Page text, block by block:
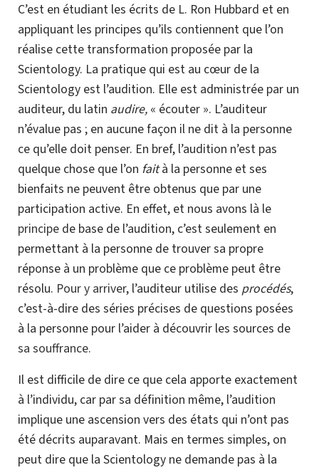
C’est en étudiant les écrits de L. Ron Hubbard et en
appliquant les principes qu’ils contiennent que l’on
réalise cette transformation proposée par la
Scientology. La pratique qui est au cœur de la
Scientology est l’audition. Elle est administrée par un
auditeur, du latin audire, « écouter ». L’auditeur
n’évalue pas ; en aucune façon il ne dit à la personne
ce qu’elle doit penser. En bref, l’audition n’est pas
quelque chose que l’on faità la personne et ses
bienfaits ne peuvent être obtenus que par une
participation active. En effet, et nous avons là le
principe de base de l’audition, c’est seulement en
permettant à la personne de trouver sa propre
réponse à un problème que ce problème peut être
résolu. Pour y arriver, l’auditeur utilise des procédés,
c’est-à-dire des séries précises de questions posées
à la personne pour l’aider à découvrir les sources de
sa souffrance.
Il est difficile de dire ce que cela apporte exactement
à l’individu, car par sa définition même, l’audition
implique une ascension vers des états qui n’ont pas
été décrits auparavant. Mais en termes simples, on
peut dire que la Scientology ne demande pas à la